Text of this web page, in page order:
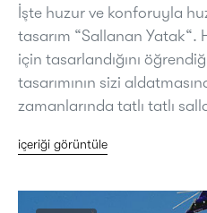
İşte huzur ve konforuyla
tasarım “Sallanan Yatak“.
için tasarlandığını
tasarımının sizi
zamanlarında tatlı tatlı
içeriği görüntüle